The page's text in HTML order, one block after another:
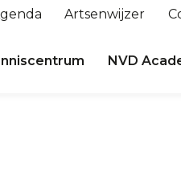
Artsenwijzer
NVD